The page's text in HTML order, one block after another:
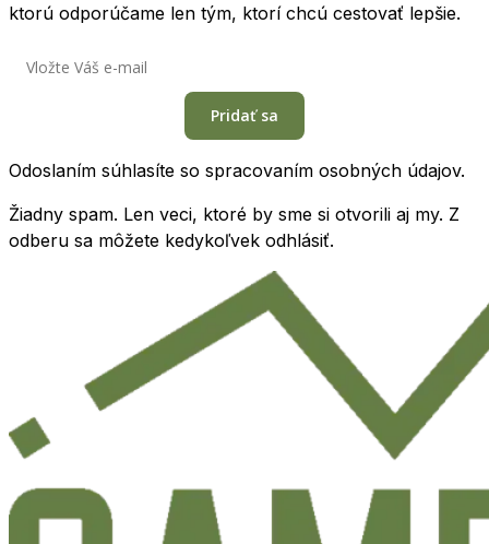
ktorú odporúčame len tým, ktorí chcú cestovať lepšie.
Pridať sa
Odoslaním súhlasíte so spracovaním osobných údajov.
Žiadny spam. Len veci, ktoré by sme si otvorili aj my. Z
odberu sa môžete kedykoľvek odhlásiť.